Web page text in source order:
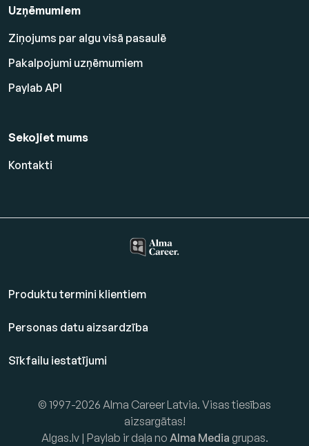
Uzņēmumiem
Ziņojums par algu visā pasaulē
Pakalpojumi uzņēmumiem
Paylab API
Sekojiet mums
Kontakti
Produktu termini klientiem
Personas datu aizsardzība
Sīkfailu iestatījumi
© 1997-2026 Alma Career Latvia. Visas tiesības
aizsargātas!
Algas.lv | Paylab ir daļa no Alma Media grupas.